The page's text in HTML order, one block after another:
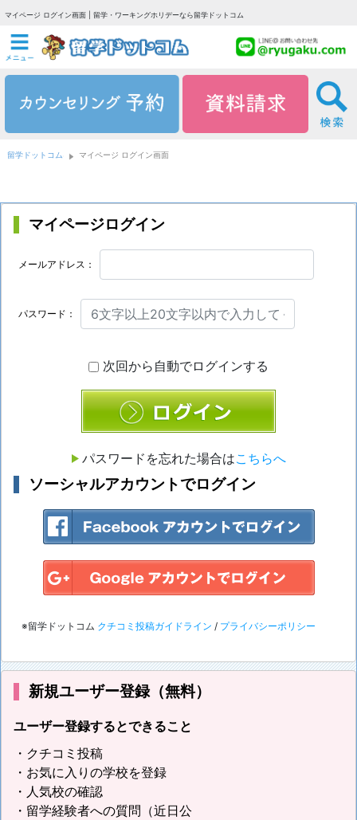
マイページ ログイン画面 | 留学・ワーキングホリデーなら留学ドットコム
留学ドットコム マイページ ログイン画面
マイページログイン
メールアドレス：
パスワード：
次回から自動でログインする
パスワードを忘れた場合はこちらへ
ソーシャルアカウントでログイン
※留学ドットコム クチコミ投稿ガイドライン / プライバシーポリシー
新規ユーザー登録（無料）
ユーザー登録するとできること
・クチコミ投稿
・お気に入りの学校を登録
・人気校の確認
・留学経験者への質問（近日公